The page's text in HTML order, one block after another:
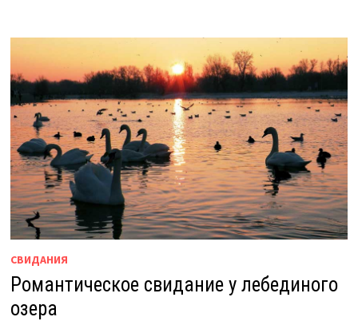
СВИДАНИЯ
Романтическое свидание у лебединого
озера